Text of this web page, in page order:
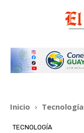
Inicio Tecnología
TECNOLOGÍA